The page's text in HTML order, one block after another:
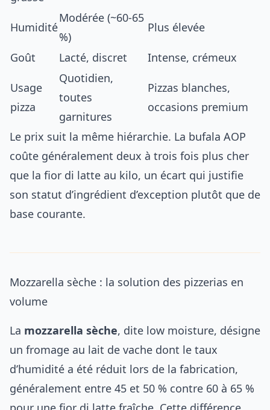
Humidité
Modérée (~60-65
%)
Plus élevée
Goût Lacté, discret Intense, crémeux
Usage
pizza
Quotidien,
toutes
garnitures
Pizzas blanches,
occasions premium
Le prix suit la même hiérarchie. La bufala AOP
coûte généralement deux à trois fois plus cher
que la fior di latte au kilo, un écart qui justifie
son statut d’ingrédient d’exception plutôt que de
base courante.
Mozzarella sèche : la solution des pizzerias en
volume
La mozzarella sèche, dite low moisture, désigne
un fromage au lait de vache dont le taux
d’humidité a été réduit lors de la fabrication,
généralement entre 45 et 50 % contre 60 à 65 %